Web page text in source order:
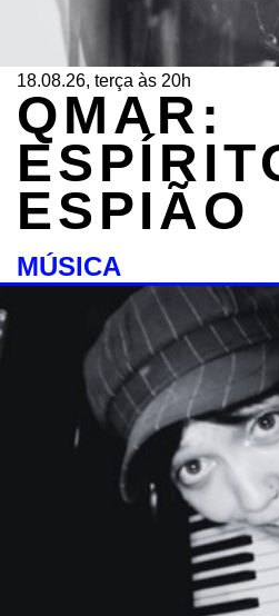
18.08.26, terça às 20h
QMAR:
ESPIÃO
MÚSICA